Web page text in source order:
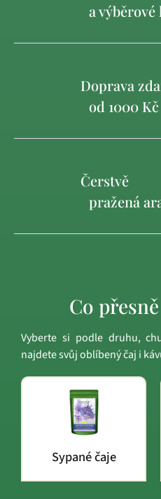
a výběrové
Doprava
od 1000 Kč
Čerstvě
pražená
Co
Vyberte si podle druhu,
najdete svůj oblíbený čaj i
Sypané čaje